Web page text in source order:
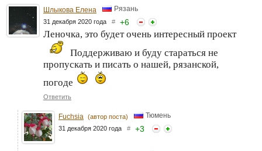
Шлыкова Елена Рязань
31 декабря 2020 года # +6
Леночка, это будет очень интересный проект
Поддерживаю и буду стараться не
пропускать и писать о нашей, рязанской,
погоде
Ответить
Fuchsia (автор поста) Тюмень
31 декабря 2020 года # +3